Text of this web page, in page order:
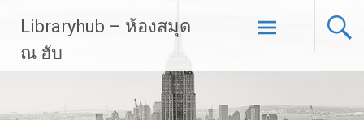
content
Libraryhub – ห้องสมุด
ณ ฮับ